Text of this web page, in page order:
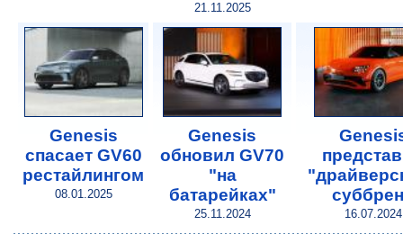
21.11.2025
Genesis
спасает GV60
рестайлингом
08.01.2025
Genesis
обновил GV70
"на
батарейках"
25.11.2024 16.07.2024